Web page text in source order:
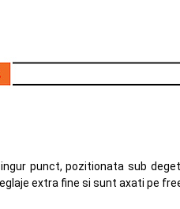
punct, pozitionata sub
extra fine si sunt axati pe